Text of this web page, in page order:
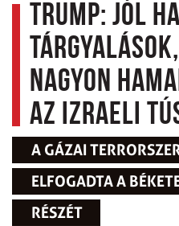
Trump: jól
tárgyalások,
nagyon
az izraeli
A GÁZAI
ELFOGADTA A
RÉSZÉT